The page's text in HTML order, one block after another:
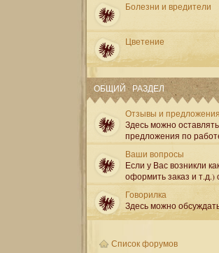
Болезни и вредители
Цветение
ОБЩИЙ РАЗДЕЛ
Отзывы и
Здесь можно
предложения по
Ваши вопросы
Если у Вас возникли
оформить заказ и т.д.)
Говорилка
Здесь можно
Список форумов